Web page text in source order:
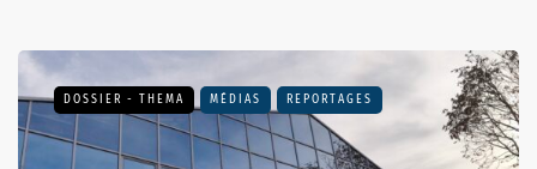
DOSSIER - THEMA MÉDIAS REPORTAGES